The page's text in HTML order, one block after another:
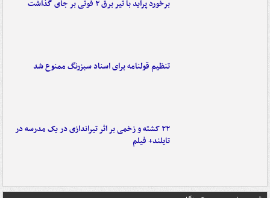
برخورد پراید با تیر برق ۲ فوتی بر جای گذاشت
تنظیم قولنامه برای اسناد سبزرنگ ممنوع شد
۲۲ کشته و زخمی بر اثر تیراندازی در یک مدرسه در
تایلند+ فیلم